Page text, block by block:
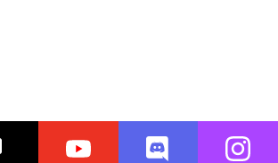
Youtube Discord